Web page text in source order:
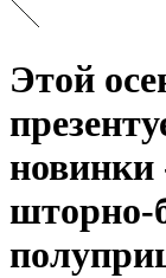
Этой
шторно-